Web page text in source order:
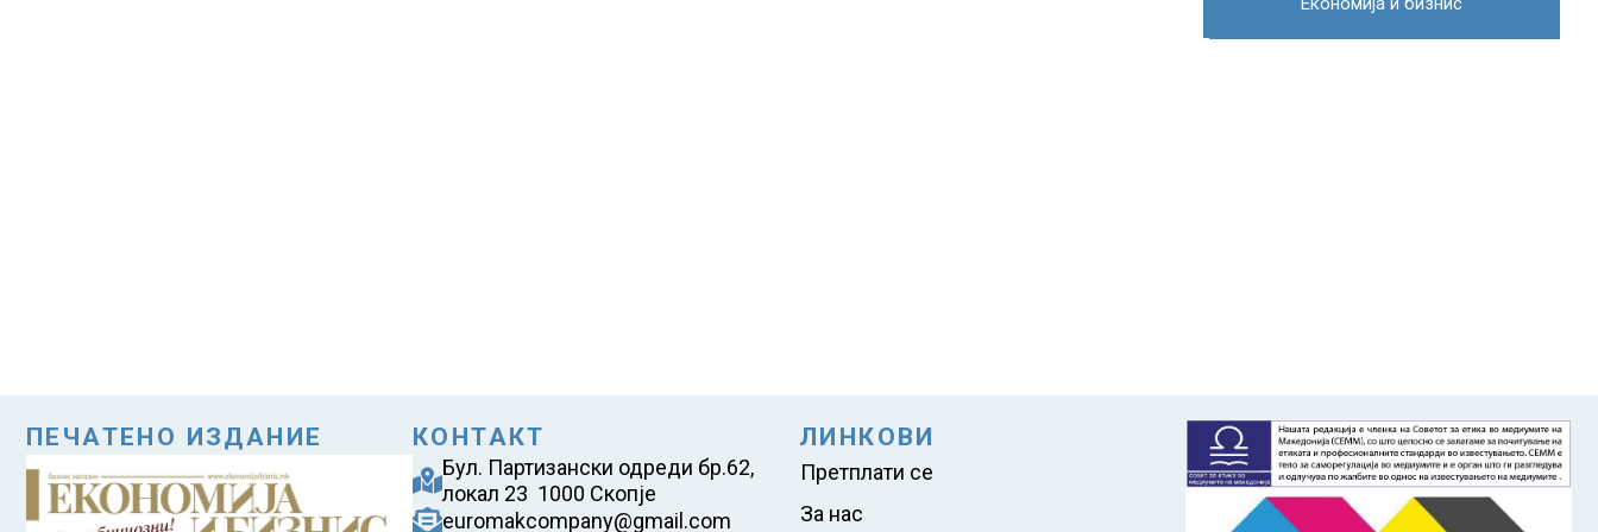
ПЕЧАТЕНО ИЗДАНИЕ КОНТАКТ
Бул. Партизански одреди бр.62,
локал 23 1000 Скопје
euromakcompany@gmail.com
ЛИНКОВИ
Претплати се
За нас